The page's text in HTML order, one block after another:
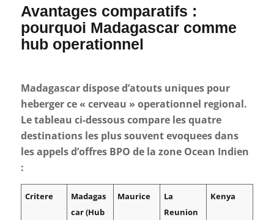
Avantages comparatifs :
pourquoi Madagascar comme
hub operationnel
Madagascar dispose d’atouts uniques pour
heberger ce « cerveau » operationnel regional.
Le tableau ci-dessous compare les quatre
destinations les plus souvent evoquees dans
les appels d’offres BPO de la zone Ocean Indien
:
Critere
Madagas
car (Hub
Maurice
La
Reunion
Kenya